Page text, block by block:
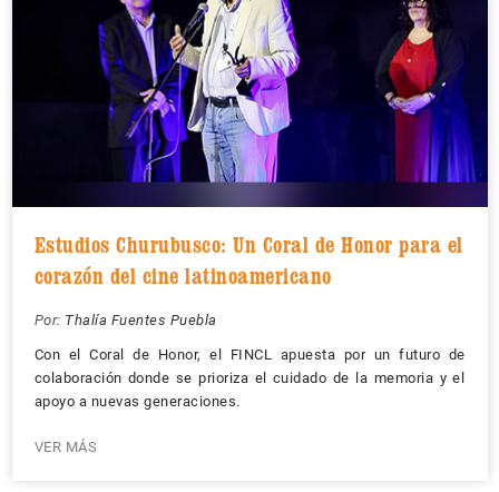
Estudios Churubusco: Un Coral de Honor para el
corazón del cine latinoamericano
Por: Thalía Fuentes Puebla
Con el Coral de Honor, el FINCL apuesta por un futuro de
colaboración donde se prioriza el cuidado de la memoria y el
apoyo a nuevas generaciones.
VER MÁS